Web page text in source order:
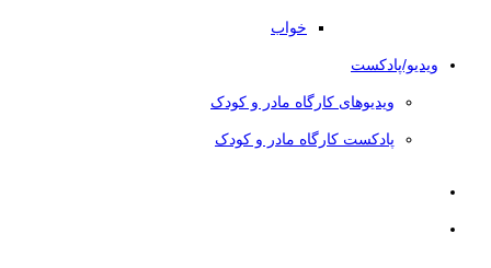
خواب
ویدیو/پادکست
ویدیوهای کارگاه مادر و کودک
پادکست کارگاه مادر و کودک